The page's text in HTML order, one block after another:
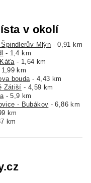
v okolí
Mlýn - 0,91 km
- 1,4 km
- 1,64 km
1,99 km
bouda - 4,43 km
Zátiší - 4,59 km
- 5,9 km
- Bubákov - 6,86 km
km
km